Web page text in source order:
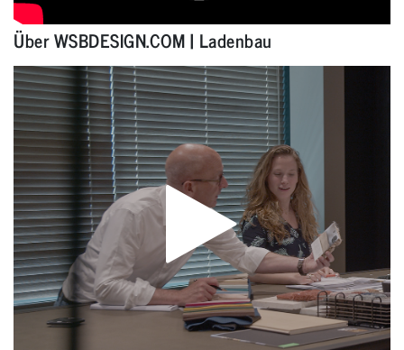
Über WSBDESIGN.COM | Ladenbau